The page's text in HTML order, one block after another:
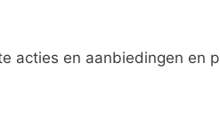
acties en aanbiedingen en